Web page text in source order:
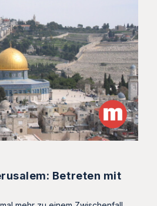
Betreten mit